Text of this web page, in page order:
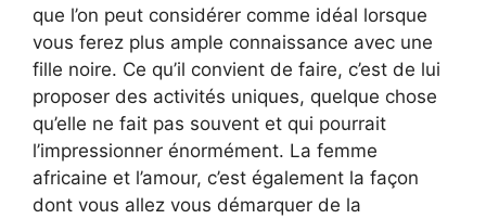
que l’on peut considérer comme idéal lorsque
vous ferez plus ample connaissance avec une
fille noire. Ce qu’il convient de faire, c’est de lui
proposer des activités uniques, quelque chose
qu’elle ne fait pas souvent et qui pourrait
l’impressionner énormément. La femme
africaine et l’amour, c’est également la façon
dont vous allez vous démarquer de la